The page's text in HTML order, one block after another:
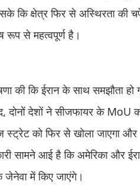
कि क्षेत्र फिर से अस्थिरता की
रूप से महत्वपूर्ण है।
की कि ईरान के साथ समझौता हो
दोनों देशों ने सीजफायर के MoU
स्ट्रेट को फिर से खोला जाएगा और
सामने आई है कि अमेरिका और
में किए जाएंगे।